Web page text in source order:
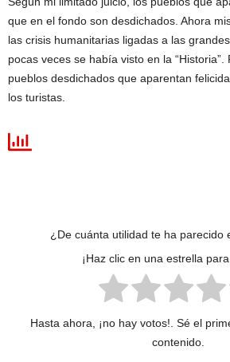
que en el fondo son desdichados. Ahora
las crisis humanitarias ligadas a las
pocas veces se había visto en la “Historia”.
pueblos desdichados que aparentan
los turistas.
¿De cuánta utilidad te ha parecido
¡Haz clic en una estrella
Hasta ahora, ¡no hay votos!. Sé el
contenido.